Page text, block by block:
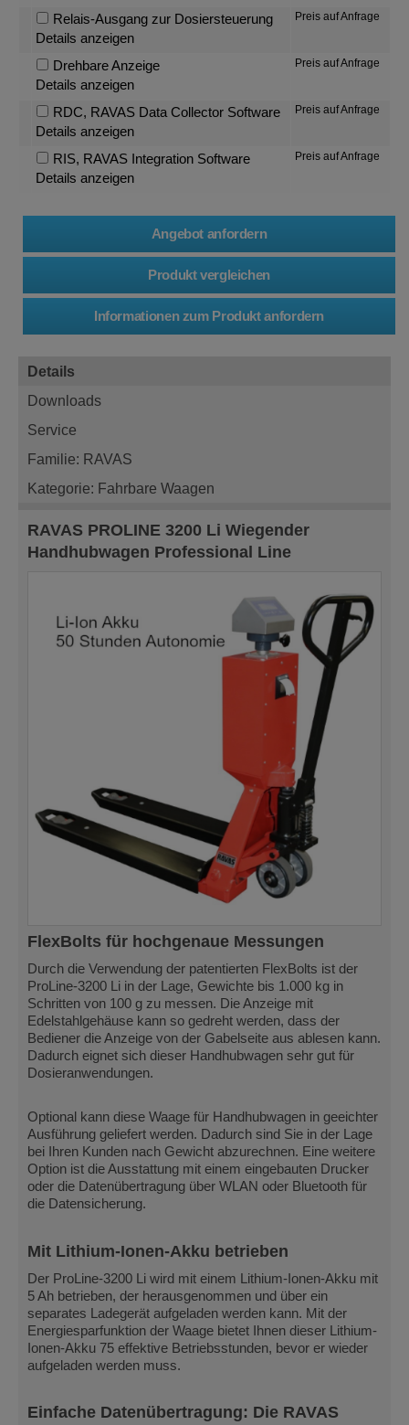
Relais-Ausgang zur Dosiersteuerung
Details anzeigen
Preis auf Anfrage
Drehbare Anzeige
Details anzeigen
Preis auf Anfrage
RDC, RAVAS Data Collector Software
Details anzeigen
Preis auf Anfrage
RIS, RAVAS Integration Software
Details anzeigen
Preis auf Anfrage
Details
Downloads
Service
Familie: RAVAS
Kategorie: Fahrbare Waagen
RAVAS PROLINE 3200 Li Wiegender
Handhubwagen Professional Line
FlexBolts für hochgenaue Messungen
Durch die Verwendung der patentierten FlexBolts ist der
ProLine-3200 Li in der Lage, Gewichte bis 1.000 kg in
Schritten von 100 g zu messen. Die Anzeige mit
Edelstahlgehäuse kann so gedreht werden, dass der
Bediener die Anzeige von der Gabelseite aus ablesen kann.
Dadurch eignet sich dieser Handhubwagen sehr gut für
Dosieranwendungen.
Optional kann diese Waage für Handhubwagen in geeichter
Ausführung geliefert werden. Dadurch sind Sie in der Lage
bei Ihren Kunden nach Gewicht abzurechnen. Eine weitere
Option ist die Ausstattung mit einem eingebauten Drucker
oder die Datenübertragung über WLAN oder Bluetooth für
die Datensicherung.
Mit Lithium-Ionen-Akku betrieben
Der ProLine-3200 Li wird mit einem Lithium-Ionen-Akku mit
5 Ah betrieben, der herausgenommen und über ein
separates Ladegerät aufgeladen werden kann. Mit der
Energiesparfunktion der Waage bietet Ihnen dieser Lithium-
Ionen-Akku 75 effektive Betriebsstunden, bevor er wieder
aufgeladen werden muss.
Einfache Datenübertragung: Die RAVAS